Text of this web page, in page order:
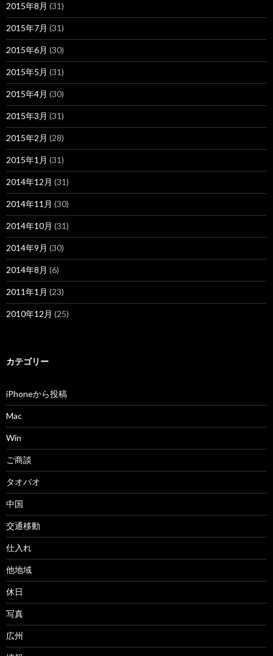
2015年8月 (31)
2015年7月 (31)
2015年6月 (30)
2015年5月 (31)
2015年4月 (30)
2015年3月 (31)
2015年2月 (28)
2015年1月 (31)
2014年12月 (31)
2014年11月 (30)
2014年10月 (31)
2014年9月 (30)
2014年8月 (6)
2011年1月 (23)
2010年12月 (25)
カテゴリー
iPhoneから投稿
Mac
Win
ご商談
タオバオ
中国
交通移動
仕入れ
他地域
休日
写真
広州